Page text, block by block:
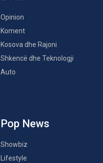
Opinion
Koment
Kosova dhe Rajoni
Shkencë dhe Teknologji
Auto
Pop News
Showbiz
Lifestyle